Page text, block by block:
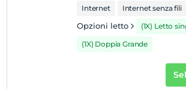
Sono disponibili aree fumatori
Orari di check-in
1 bambino/i fino all'età di 8 per
Internet
Internet senza fili
Opzioni letto
(1X) Letto
(1X) Doppia Grande